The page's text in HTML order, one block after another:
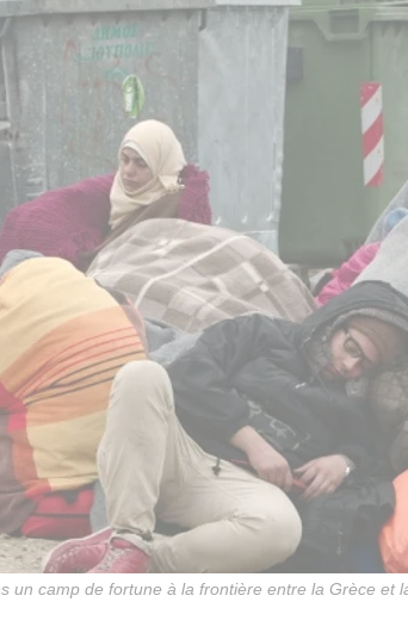
un camp de fortune à la frontière entre la Grèce et